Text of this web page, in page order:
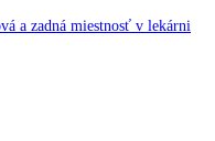
a zadná miestnosť v lekárni